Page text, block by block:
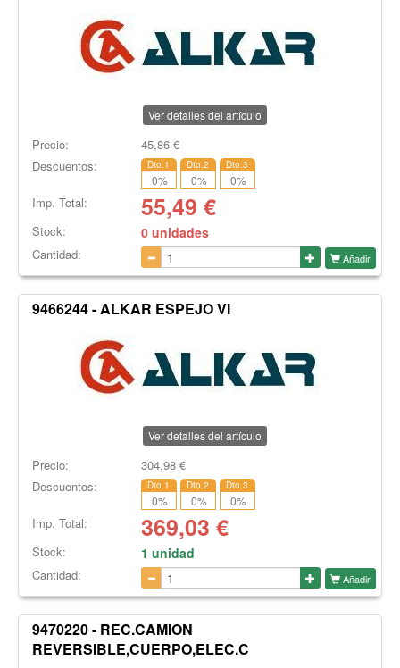
Ver detalles del artículo
Precio: 45,86€
Descuentos:
Dto.1
0%
Dto.2
0%
Dto.3
0%
Imp. Total: 55,49 €
Stock: 0 unidades
Cantidad: Añadir
9466244 - ALKAR ESPEJO VI
Ver detalles del artículo
Precio: 304,98€
Descuentos:
Dto.1
0%
Dto.2
0%
Dto.3
0%
Imp. Total: 369,03 €
Stock: 1 unidad
Cantidad: Añadir
9470220 - REC.CAMION
REVERSIBLE,CUERPO,ELEC.C